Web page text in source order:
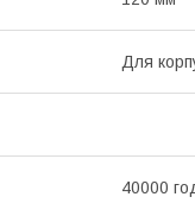
Для
40000